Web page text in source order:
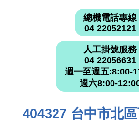
總機電話專線
04 22052121
人工掛號服務
04 22056631
週一至週五:8:00-
週六8:00-
404327 台中市北